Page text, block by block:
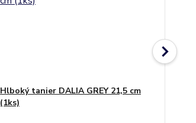
Hlboký tanier DALIA GREY 21,5 cm
(1ks)